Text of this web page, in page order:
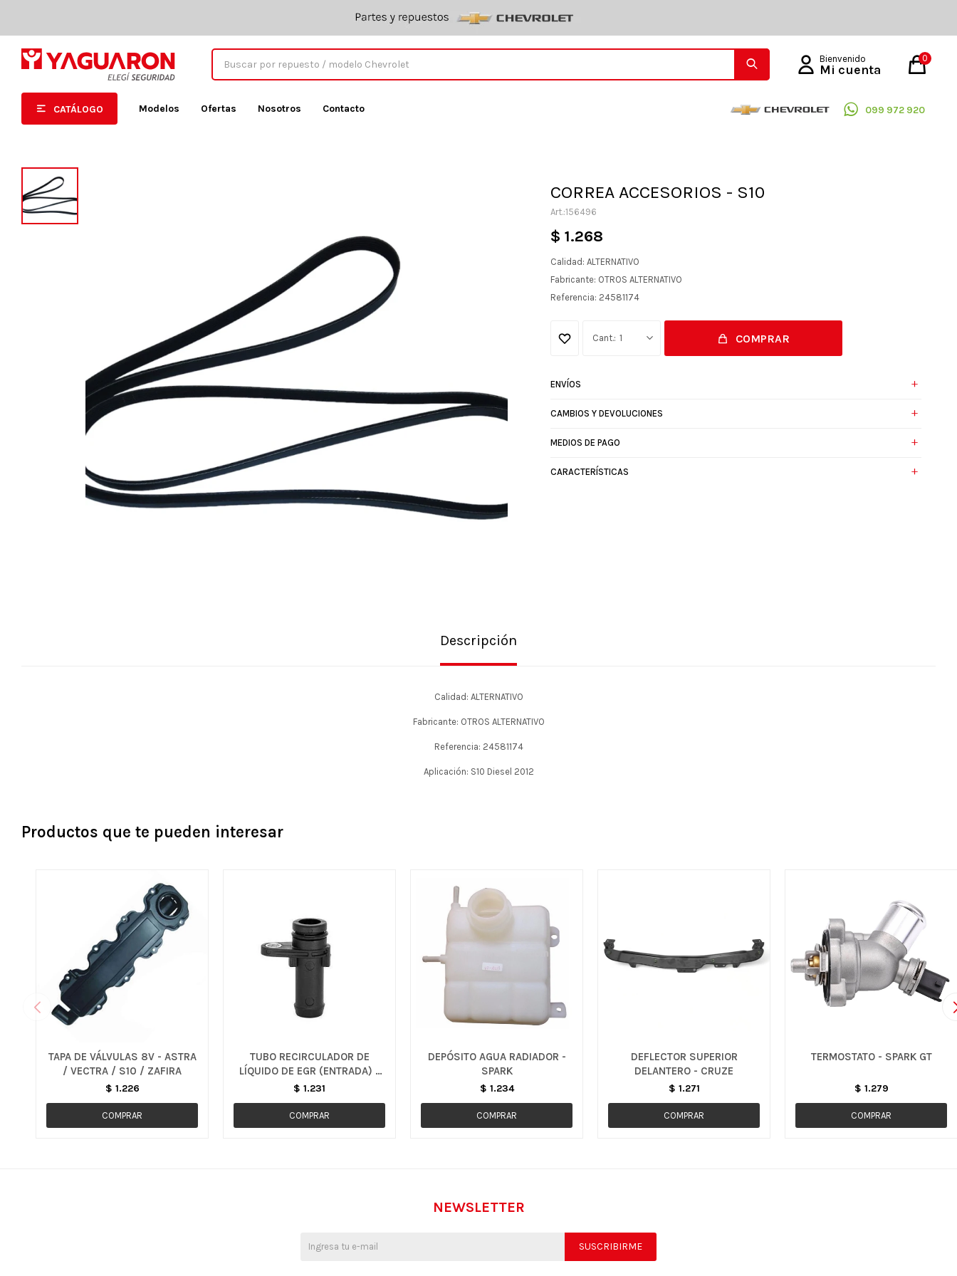
CATÁLOGO Modelos Ofertas Nosotros Contacto 099 972 920
0
CORREA ACCESORIOS - S10
156496
$ 1.268
Calidad: ALTERNATIVO
Fabricante: OTROS ALTERNATIVO
Referencia: 24581174
1 COMPRAR
ENVÍOS
CAMBIOS Y DEVOLUCIONES
MEDIOS DE PAGO
CARACTERÍSTICAS
Descripción
Calidad: ALTERNATIVO
Fabricante: OTROS ALTERNATIVO
Referencia: 24581174
Aplicación: S10 Diesel 2012
Productos que te pueden interesar
TAPA DE VÁLVULAS 8V - ASTRA
/ VECTRA / S10 / ZAFIRA
$ 1.226
TUBO RECIRCULADOR DE
LÍQUIDO DE EGR (ENTRADA) -
S10
$ 1.231
DEPÓSITO AGUA RADIADOR -
SPARK
$ 1.234
DEFLECTOR SUPERIOR
DELANTERO - CRUZE
$ 1.271
TERMOSTATO - SPARK GT
$ 1.279
NEWSLETTER
SUSCRIBIRME